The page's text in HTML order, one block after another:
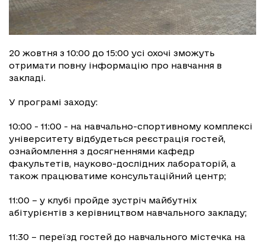
20 жовтня з 10:00 до 15:00 усі охочі зможуть
отримати повну інформацію про навчання в
закладі.
У програмі заходу:
10:00 - 11:00 - на навчально-спортивному комплексі
університету відбудеться реєстрація гостей,
ознайомлення з досягненнями кафедр
факультетів, науково-дослідних лабораторій, а
також працюватиме консультаційний центр;
11:00 – у клубі пройде зустріч майбутніх
абітурієнтів з керівництвом навчального закладу;
11:30 – переїзд гостей до навчального містечка на